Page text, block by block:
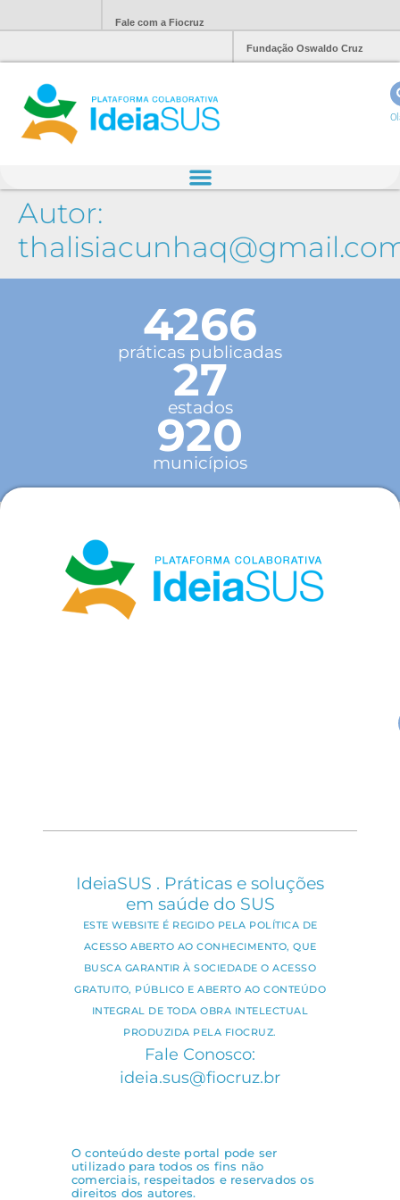
Fale com a Fiocruz
Fundação Oswaldo Cruz
Autor:
4266
práticas publicadas
27
estados
920
municípios
IdeiaSUS . Práticas e soluções
em saúde do SUS
ESTE WEBSITE É REGIDO PELA POLÍTICA DE
ACESSO ABERTO AO CONHECIMENTO, QUE
BUSCA GARANTIR À SOCIEDADE O ACESSO
GRATUITO, PÚBLICO E ABERTO AO CONTEÚDO
INTEGRAL DE TODA OBRA INTELECTUAL
PRODUZIDA PELA FIOCRUZ.
Fale Conosco:
ideia.sus@fiocruz.br
O conteúdo deste portal pode ser
utilizado para todos os fins não
comerciais, respeitados e reservados os
direitos dos autores.